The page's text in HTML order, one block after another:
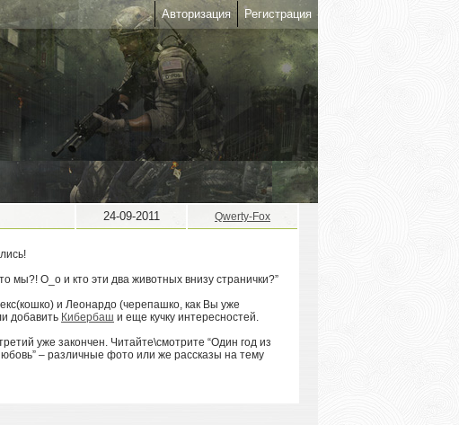
Авторизация Регистрация
24-09-2011
Qwerty-Fox
мы?! О_о и кто эти два животных внизу странички?”
и Леонардо (черепашко, как Вы уже
добавить Кибербаш и еще кучку интересностей.
уже закончен. Читайте\смотрите “Один год из
– различные фото или же рассказы на тему